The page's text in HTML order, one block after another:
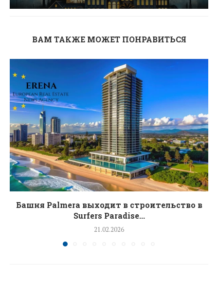
ВАМ ТАКЖЕ МОЖЕТ ПОНРАВИТЬСЯ
Башня Palmera выходит в строительство в
Surfers Paradise...
21.02.2026